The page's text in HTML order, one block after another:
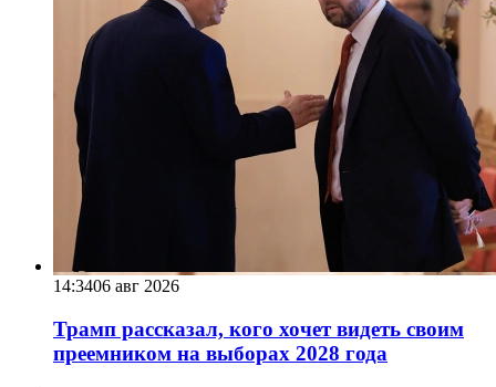
14:3406 авг 2026
Трамп рассказал, кого хочет видеть своим
преемником на выборах 2028 года